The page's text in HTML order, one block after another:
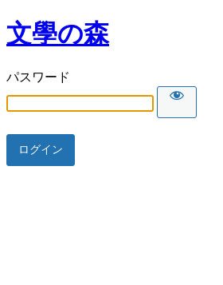
文學の森
パスワード